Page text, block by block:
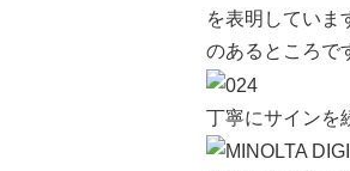
を表明していま
のあるところで
丁寧にサインを